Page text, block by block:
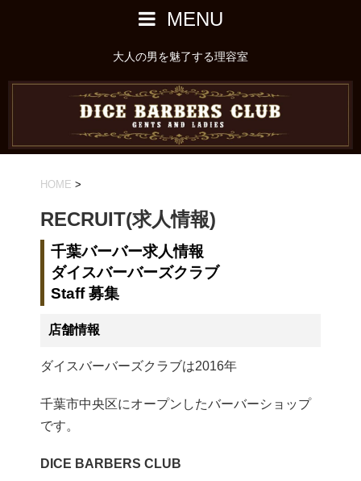
MENU
大人の男を魅了する理容室
HOME >
RECRUIT(求人情報)
千葉バーバー求人情報
ダイスバーバーズクラブ
Staff 募集
店舗情報
ダイスバーバーズクラブは2016年
千葉市中央区にオープンしたバーバーショップ
です。
DICE BARBERS CLUB